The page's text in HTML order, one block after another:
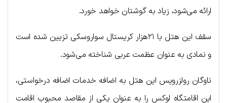
ارائه می‌شود، زیاد به گوشتان خواهد خورد.
سقف این هتل با ۲۱هزار کریستال سواروسکی تزیین شده است
و نمادی به عنوان عظمت عربی شناخته می‌شود.
ناوگان رولزرویس این هتل به اضافه خدمات اضافه درخواستی،
این اقامتگاه لوکس را به عنوان یکی از مقاصد محبوب اقامت